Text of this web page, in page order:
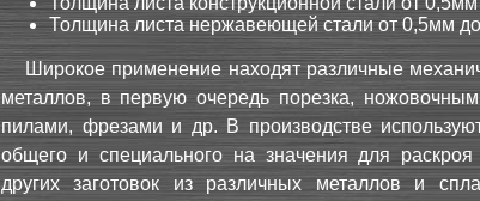
Толщина листа нержавеющей стали от 0,5мм
Широкое применение находят различные
металлов, в первую очередь порезка,
пилами, фрезами и др. В производстве
общего и специального на значения для
других заготовок из различных металлов и